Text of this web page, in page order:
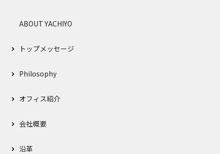
ABOUT YACHIYO
トップメッセージ
Philosophy
オフィス紹介
会社概要
沿革